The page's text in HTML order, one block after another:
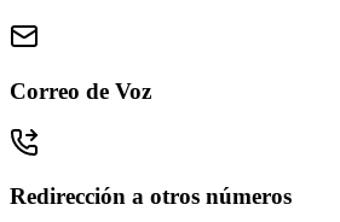
Correo de Voz
Redirección a otros números